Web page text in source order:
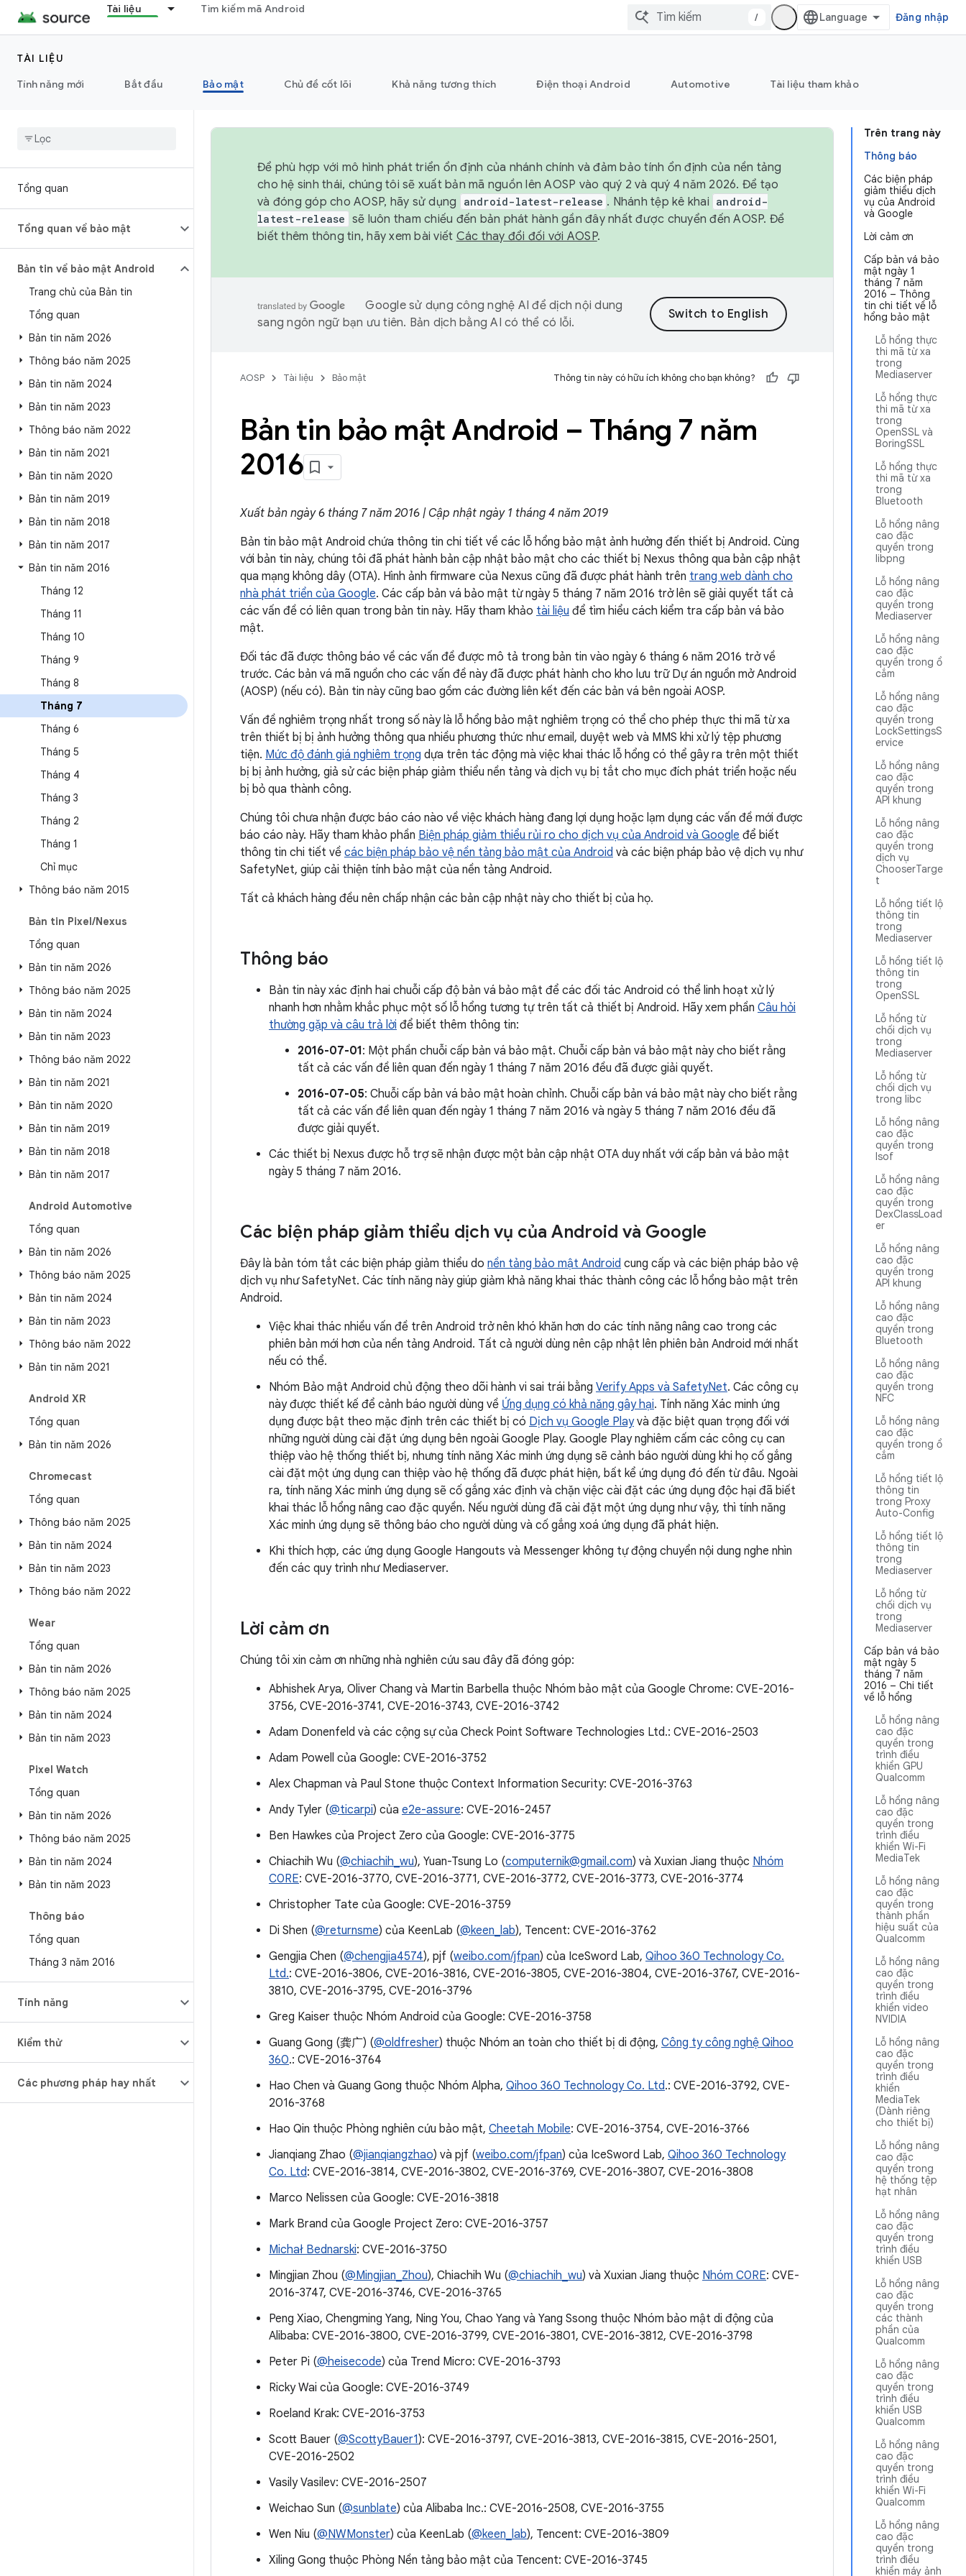
Tài liệu Tìm kiếm mã Android
/ Đăng nhập
TÀI LIỆU
Tính năng mới
Bắt đầu Bảo mật Chủ đề cốt lõi Khả năng tương thích Điện thoại Android Automotive Tài liệu tham khảo
Tổng quan
Tổng quan về bảo mật
Bản tin về bảo mật Android
Trang chủ của Bản tin
Tổng quan
Bản tin năm 2026
Thông báo năm 2025
Bản tin năm 2024
Bản tin năm 2023
Thông báo năm 2022
Bản tin năm 2021
Bản tin năm 2020
Bản tin năm 2019
Bản tin năm 2018
Bản tin năm 2017
Bản tin năm 2016
Tháng 12
Tháng 11
Tháng 10
Tháng 9
Tháng 8
Tháng 7
Tháng 6
Tháng 5
Tháng 4
Tháng 3
Tháng 2
Tháng 1
Chỉ mục
Thông báo năm 2015
Bản tin Pixel/Nexus
Tổng quan
Bản tin năm 2026
Thông báo năm 2025
Bản tin năm 2024
Bản tin năm 2023
Thông báo năm 2022
Bản tin năm 2021
Bản tin năm 2020
Bản tin năm 2019
Bản tin năm 2018
Bản tin năm 2017
Android Automotive
Tổng quan
Bản tin năm 2026
Thông báo năm 2025
Bản tin năm 2024
Bản tin năm 2023
Thông báo năm 2022
Bản tin năm 2021
Android XR
Tổng quan
Bản tin năm 2026
Chromecast
Tổng quan
Thông báo năm 2025
Bản tin năm 2024
Bản tin năm 2023
Thông báo năm 2022
Wear
Tổng quan
Bản tin năm 2026
Thông báo năm 2025
Bản tin năm 2024
Bản tin năm 2023
Pixel Watch
Tổng quan
Bản tin năm 2026
Thông báo năm 2025
Bản tin năm 2024
Bản tin năm 2023
Thông báo
Tổng quan
Tháng 3 năm 2016
Tính năng
Kiểm thử
Các phương pháp hay nhất
Trên trang này
Thông báo
Các biện pháp
giảm thiểu dịch
vụ của Android
và Google
Lời cảm ơn
Cấp bản vá bảo
mật ngày 1
tháng 7 năm
2016 – Thông
tin chi tiết về lỗ
hổng bảo mật
Lỗ hổng thực
thi mã từ xa
trong
Mediaserver
Lỗ hổng thực
thi mã từ xa
trong
OpenSSL và
BoringSSL
Lỗ hổng thực
thi mã từ xa
trong
Bluetooth
Lỗ hổng nâng
cao đặc
quyền trong
libpng
Lỗ hổng nâng
cao đặc
quyền trong
Mediaserver
Lỗ hổng nâng
cao đặc
quyền trong ổ
cắm
Lỗ hổng nâng
cao đặc
quyền trong
LockSettingsS
ervice
Lỗ hổng nâng
cao đặc
quyền trong
API khung
Lỗ hổng nâng
cao đặc
quyền trong
dịch vụ
ChooserTarge
t
Lỗ hổng tiết lộ
thông tin
trong
Mediaserver
Lỗ hổng tiết lộ
thông tin
trong
OpenSSL
Lỗ hổng từ
chối dịch vụ
trong
Mediaserver
Lỗ hổng từ
chối dịch vụ
trong libc
Lỗ hổng nâng
cao đặc
quyền trong
lsof
Lỗ hổng nâng
cao đặc
quyền trong
DexClassLoad
er
Lỗ hổng nâng
cao đặc
quyền trong
API khung
Lỗ hổng nâng
cao đặc
quyền trong
Bluetooth
Lỗ hổng nâng
cao đặc
quyền trong
NFC
Lỗ hổng nâng
cao đặc
quyền trong ổ
cắm
Lỗ hổng tiết lộ
thông tin
trong Proxy
Auto-Config
Lỗ hổng tiết lộ
thông tin
trong
Mediaserver
Lỗ hổng từ
chối dịch vụ
trong
Mediaserver
Cấp bản vá bảo
mật ngày 5
tháng 7 năm
2016 – Chi tiết
về lỗ hổng
Lỗ hổng nâng
cao đặc
quyền trong
trình điều
khiển GPU
Qualcomm
Lỗ hổng nâng
cao đặc
quyền trong
trình điều
khiển Wi-Fi
MediaTek
Lỗ hổng nâng
cao đặc
quyền trong
thành phần
hiệu suất của
Qualcomm
Lỗ hổng nâng
cao đặc
quyền trong
trình điều
khiển video
NVIDIA
Lỗ hổng nâng
cao đặc
quyền trong
trình điều
khiển
MediaTek
(Dành riêng
cho thiết bị)
Lỗ hổng nâng
cao đặc
quyền trong
hệ thống tệp
hạt nhân
Lỗ hổng nâng
cao đặc
quyền trong
trình điều
khiển USB
Lỗ hổng nâng
cao đặc
quyền trong
các thành
phần của
Qualcomm
Lỗ hổng nâng
cao đặc
quyền trong
trình điều
khiển USB
Qualcomm
Lỗ hổng nâng
cao đặc
quyền trong
trình điều
khiển Wi-Fi
Qualcomm
Lỗ hổng nâng
cao đặc
quyền trong
trình điều
khiển máy ảnh
Để phù hợp với mô hình phát triển ổn định của nhánh chính và đảm bảo tính ổn định của nền tảng
cho hệ sinh thái, chúng tôi sẽ xuất bản mã nguồn lên AOSP vào quý 2 và quý 4 năm 2026. Để tạo
và đóng góp cho AOSP, hãy sử dụng
android-latest-release . Nhánh tệp kê khai android-
latest-release sẽ luôn tham chiếu đến bản phát hành gần đây nhất được chuyển đến AOSP. Để
biết thêm thông tin, hãy xem bài viết Các thay đổi đối với AOSP.
Google sử dụng công nghệ AI để dịch nội dung
sang ngôn ngữ bạn ưu tiên. Bản dịch bằng AI có thể có lỗi.
AOSP Tài liệu Bảo mật Thông tin này có hữu ích không cho bạn không?
Bản tin bảo mật Android – Tháng 7 năm
2016
Xuất bản ngày 6 tháng 7 năm 2016 | Cập nhật ngày 1 tháng 4 năm 2019
Bản tin bảo mật Android chứa thông tin chi tiết về các lỗ hổng bảo mật ảnh hưởng đến thiết bị Android. Cùng
với bản tin này, chúng tôi đã phát hành bản cập nhật bảo mật cho các thiết bị Nexus thông qua bản cập nhật
qua mạng không dây (OTA). Hình ảnh firmware của Nexus cũng đã được phát hành trên trang web dành cho
nhà phát triển của Google. Các cấp bản vá bảo mật từ ngày 5 tháng 7 năm 2016 trở lên sẽ giải quyết tất cả
các vấn đề có liên quan trong bản tin này. Hãy tham khảo tài liệu để tìm hiểu cách kiểm tra cấp bản vá bảo
mật.
Đối tác đã được thông báo về các vấn đề được mô tả trong bản tin vào ngày 6 tháng 6 năm 2016 trở về
trước. Các bản vá mã nguồn cho các vấn đề này đã được phát hành cho kho lưu trữ Dự án nguồn mở Android
(AOSP) (nếu có). Bản tin này cũng bao gồm các đường liên kết đến các bản vá bên ngoài AOSP.
Vấn đề nghiêm trọng nhất trong số này là lỗ hổng bảo mật nghiêm trọng có thể cho phép thực thi mã từ xa
trên thiết bị bị ảnh hưởng thông qua nhiều phương thức như email, duyệt web và MMS khi xử lý tệp phương
tiện. Mức độ đánh giá nghiêm trọng dựa trên tác động mà việc khai thác lỗ hổng có thể gây ra trên một thiết
bị bị ảnh hưởng, giả sử các biện pháp giảm thiểu nền tảng và dịch vụ bị tắt cho mục đích phát triển hoặc nếu
bị bỏ qua thành công.
Chúng tôi chưa nhận được báo cáo nào về việc khách hàng đang lợi dụng hoặc lạm dụng các vấn đề mới được
báo cáo này. Hãy tham khảo phần Biện pháp giảm thiểu rủi ro cho dịch vụ của Android và Google để biết
thông tin chi tiết về các biện pháp bảo vệ nền tảng bảo mật của Android và các biện pháp bảo vệ dịch vụ như
SafetyNet, giúp cải thiện tính bảo mật của nền tảng Android.
Tất cả khách hàng đều nên chấp nhận các bản cập nhật này cho thiết bị của họ.
Thông báo
Bản tin này xác định hai chuỗi cấp độ bản vá bảo mật để các đối tác Android có thể linh hoạt xử lý
nhanh hơn nhằm khắc phục một số lỗ hổng tương tự trên tất cả thiết bị Android. Hãy xem phần Câu hỏi
thường gặp và câu trả lời để biết thêm thông tin:
2016-07-01: Một phần chuỗi cấp bản vá bảo mật. Chuỗi cấp bản vá bảo mật này cho biết rằng
tất cả các vấn đề liên quan đến ngày 1 tháng 7 năm 2016 đều đã được giải quyết.
2016-07-05: Chuỗi cấp bản vá bảo mật hoàn chỉnh. Chuỗi cấp bản vá bảo mật này cho biết rằng
tất cả các vấn đề liên quan đến ngày 1 tháng 7 năm 2016 và ngày 5 tháng 7 năm 2016 đều đã
được giải quyết.
Các thiết bị Nexus được hỗ trợ sẽ nhận được một bản cập nhật OTA duy nhất với cấp bản vá bảo mật
ngày 5 tháng 7 năm 2016.
Các biện pháp giảm thiểu dịch vụ của Android và Google
Đây là bản tóm tắt các biện pháp giảm thiểu do nền tảng bảo mật Android cung cấp và các biện pháp bảo vệ
dịch vụ như SafetyNet. Các tính năng này giúp giảm khả năng khai thác thành công các lỗ hổng bảo mật trên
Android.
Việc khai thác nhiều vấn đề trên Android trở nên khó khăn hơn do các tính năng nâng cao trong các
phiên bản mới hơn của nền tảng Android. Tất cả người dùng nên cập nhật lên phiên bản Android mới nhất
nếu có thể.
Nhóm Bảo mật Android chủ động theo dõi hành vi sai trái bằng Verify Apps và SafetyNet. Các công cụ
này được thiết kế để cảnh báo người dùng về Ứng dụng có khả năng gây hại. Tính năng Xác minh ứng
dụng được bật theo mặc định trên các thiết bị có Dịch vụ Google Playvà đặc biệt quan trọng đối với
những người dùng cài đặt ứng dụng bên ngoài Google Play. Google Play nghiêm cấm các công cụ can
thiệp vào hệ thống thiết bị, nhưng tính năng Xác minh ứng dụng sẽ cảnh báo người dùng khi họ cố gắng
cài đặt một ứng dụng can thiệp vào hệ thống đã được phát hiện, bất kể ứng dụng đó đến từ đâu. Ngoài
ra, tính năng Xác minh ứng dụng sẽ cố gắng xác định và chặn việc cài đặt các ứng dụng độc hại đã biết
khai thác lỗ hổng nâng cao đặc quyền. Nếu người dùng đã cài đặt một ứng dụng như vậy, thì tính năng
Xác minh ứng dụng sẽ thông báo cho người dùng và cố gắng xoá ứng dụng đã phát hiện.
Khi thích hợp, các ứng dụng Google Hangouts và Messenger không tự động chuyển nội dung nghe nhìn
đến các quy trình như Mediaserver.
Lời cảm ơn
Chúng tôi xin cảm ơn những nhà nghiên cứu sau đây đã đóng góp:
Abhishek Arya, Oliver Chang và Martin Barbella thuộc Nhóm bảo mật của Google Chrome: CVE-2016-
3756, CVE-2016-3741, CVE-2016-3743, CVE-2016-3742
Adam Donenfeld và các cộng sự của Check Point Software Technologies Ltd.: CVE-2016-2503
Adam Powell của Google: CVE-2016-3752
Alex Chapman và Paul Stone thuộc Context Information Security: CVE-2016-3763
Andy Tyler (@ticarpi) của e2e-assure: CVE-2016-2457
Ben Hawkes của Project Zero của Google: CVE-2016-3775
Chiachih Wu (@chiachih_wu), Yuan-Tsung Lo (computernik@gmail.com) và Xuxian Jiang thuộc Nhóm
C0RE: CVE-2016-3770, CVE-2016-3771, CVE-2016-3772, CVE-2016-3773, CVE-2016-3774
Christopher Tate của Google: CVE-2016-3759
Di Shen (@returnsme) của KeenLab (@keen_lab), Tencent: CVE-2016-3762
Gengjia Chen (@chengjia4574), pjf (weibo.com/jfpan) của IceSword Lab, Qihoo 360 Technology Co.
Ltd.: CVE-2016-3806, CVE-2016-3816, CVE-2016-3805, CVE-2016-3804, CVE-2016-3767, CVE-2016-
3810, CVE-2016-3795, CVE-2016-3796
Greg Kaiser thuộc Nhóm Android của Google: CVE-2016-3758
Guang Gong (龚广) (@oldfresher) thuộc Nhóm an toàn cho thiết bị di động, Công ty công nghệ Qihoo
360.: CVE-2016-3764
Hao Chen và Guang Gong thuộc Nhóm Alpha, Qihoo 360 Technology Co. Ltd.: CVE-2016-3792, CVE-
2016-3768
Hao Qin thuộc Phòng nghiên cứu bảo mật, Cheetah Mobile: CVE-2016-3754, CVE-2016-3766
Jianqiang Zhao (@jianqiangzhao) và pjf (weibo.com/jfpan) của IceSword Lab, Qihoo 360 Technology
Co. Ltd: CVE-2016-3814, CVE-2016-3802, CVE-2016-3769, CVE-2016-3807, CVE-2016-3808
Marco Nelissen của Google: CVE-2016-3818
Mark Brand của Google Project Zero: CVE-2016-3757
Michał Bednarski: CVE-2016-3750
Mingjian Zhou (@Mingjian_Zhou), Chiachih Wu (@chiachih_wu) và Xuxian Jiang thuộc Nhóm C0RE: CVE-
2016-3747, CVE-2016-3746, CVE-2016-3765
Peng Xiao, Chengming Yang, Ning You, Chao Yang và Yang Ssong thuộc Nhóm bảo mật di động của
Alibaba: CVE-2016-3800, CVE-2016-3799, CVE-2016-3801, CVE-2016-3812, CVE-2016-3798
Peter Pi (@heisecode) của Trend Micro: CVE-2016-3793
Ricky Wai của Google: CVE-2016-3749
Roeland Krak: CVE-2016-3753
Scott Bauer (@ScottyBauer1): CVE-2016-3797, CVE-2016-3813, CVE-2016-3815, CVE-2016-2501,
CVE-2016-2502
Vasily Vasilev: CVE-2016-2507
Weichao Sun (@sunblate) của Alibaba Inc.: CVE-2016-2508, CVE-2016-3755
Wen Niu (@NWMonster) của KeenLab (@keen_lab), Tencent: CVE-2016-3809
Xiling Gong thuộc Phòng Nền tảng bảo mật của Tencent: CVE-2016-3745